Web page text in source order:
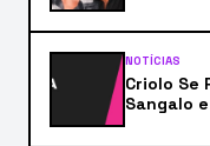
NOTÍCIAS
Criolo Se
Sangalo